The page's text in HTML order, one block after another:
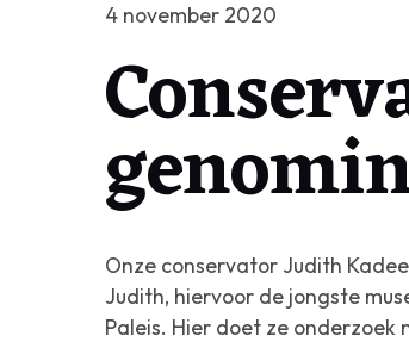
4 november 2020
Onze conservator Judith
Judith, hiervoor de jongste
Paleis. Hier doet ze onderzoek